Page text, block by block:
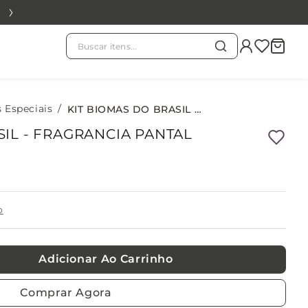
Buscar itens...
Especiais KIT BIOMAS DO BRASIL - FRAGRANCIA PANTAL
- FRAGRANCIA PANTAL
Adicionar Ao Carrinho
Comprar Agora
1 º chá branco
4º refil
5º velas
6º chá verde